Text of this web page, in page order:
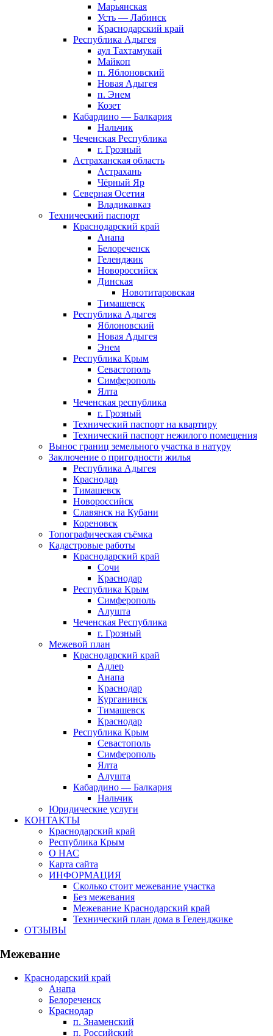
Марьянская
Усть — Лабинск
Краснодарский край
Республика Адыгея
аул Тахтамукай
Майкоп
п. Яблоновский
Новая Адыгея
п. Энем
Козет
Кабардино — Балкария
Нальчик
Чеченская Республика
г. Грозный
Астраханская область
Астрахань
Чёрный Яр
Северная Осетия
Владикавказ
Технический паспорт
Краснодарский край
Анапа
Белореченск
Геленджик
Новороссийск
Динская
Новотитаровская
Тимашевск
Республика Адыгея
Яблоновский
Новая Адыгея
Энем
Республика Крым
Севастополь
Симферополь
Ялта
Чеченская республика
г. Грозный
Технический паспорт на квартиру
Технический паспорт нежилого помещения
Вынос границ земельного участка в натуру
Заключение о пригодности жилья
Республика Адыгея
Краснодар
Тимашевск
Новороссийск
Славянск на Кубани
Кореновск
Топографическая съёмка
Кадастровые работы
Краснодарский край
Сочи
Краснодар
Республика Крым
Симферополь
Алушта
Чеченская Республика
г. Грозный
Межевой план
Краснодарский край
Адлер
Анапа
Краснодар
Курганинск
Тимашевск
Краснодар
Республика Крым
Севастополь
Симферополь
Ялта
Алушта
Кабардино — Балкария
Нальчик
Юридические услуги
КОНТАКТЫ
Краснодарский край
Республика Крым
О НАС
Карта сайта
ИНФОРМАЦИЯ
Сколько стоит межевание участка
Без межевания
Межевание Краснодарский край
Технический план дома в Геленджике
ОТЗЫВЫ
Межевание
Краснодарский край
Анапа
Белореченск
Краснодар
п. Знаменский
п. Российский